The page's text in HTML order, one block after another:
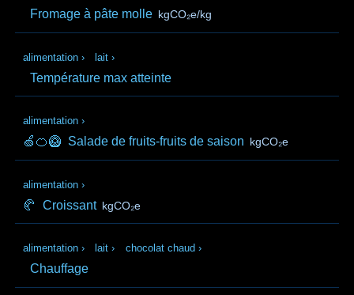
Fromage à pâte molle kgCO₂e/kg
alimentation › lait ›
Température max atteinte
alimentation ›
🍏🍊🥝 Salade de fruits-fruits de saison kgCO₂e
alimentation ›
🥐 Croissant kgCO₂e
alimentation › lait › chocolat chaud ›
Chauffage